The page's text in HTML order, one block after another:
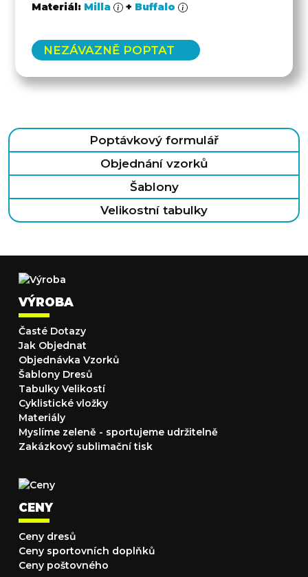
Materiál: Milla + Buffalo
NEZÁVAZNĚ POPTAT
Poptávkový formulář
Objednání vzorků
Šablony
Velikostní tabulky
VÝROBA
Časté Dotazy
Jak Objednat
Objednávka Vzorků
Šablony Dresů
Tabulky Velikostí
Cyklistické vložky
Materiály
Myslíme zeleně - sportujeme udržitelně
Zakázkový sublimační tisk
CENY
Ceny dresů
Ceny sportovních doplňků
Ceny poštovného